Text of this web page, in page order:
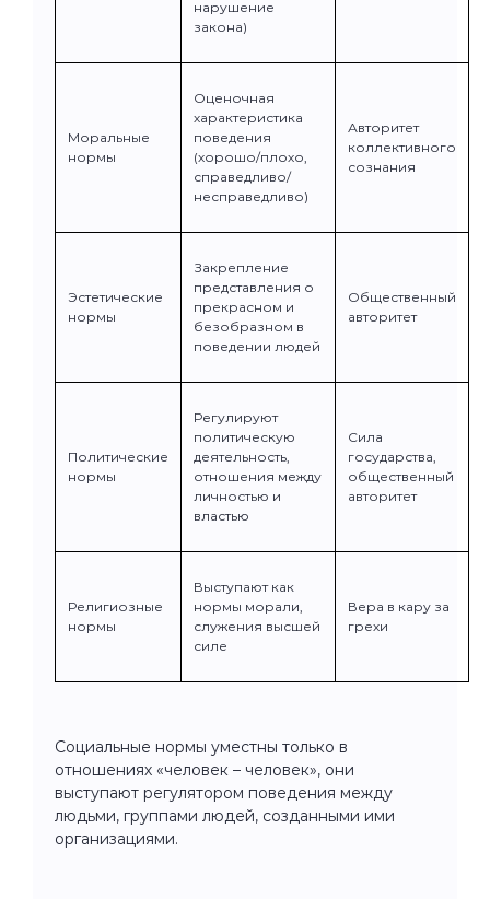
нарушение
закона)
Моральные
нормы
Оценочная
характеристика
поведения
(хорошо/плохо,
справедливо/
несправедливо)
Авторитет
коллективного
сознания
Эстетические
нормы
Закрепление
представления о
прекрасном и
безобразном в
поведении людей
Общественный
авторитет
Политические
нормы
Регулируют
политическую
деятельность,
отношения между
личностью и
властью
Сила
государства,
общественный
авторитет
Религиозные
нормы
Выступают как
нормы морали,
служения высшей
силе
Вера в кару за
грехи
Социальные нормы уместны только в
отношениях «человек – человек», они
выступают регулятором поведения между
людьми, группами людей, созданными ими
организациями.